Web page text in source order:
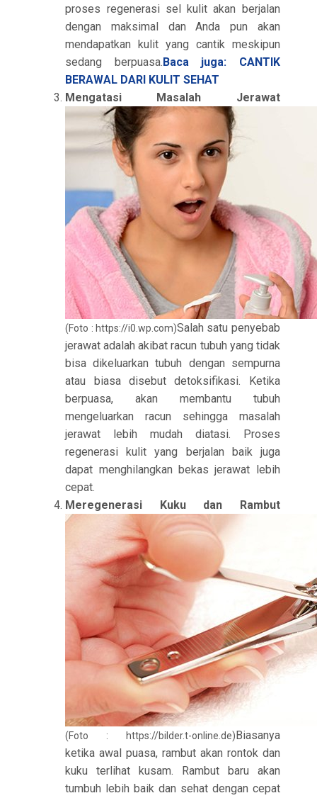
proses regenerasi sel kulit akan berjalan
dengan maksimal dan Anda pun akan
mendapatkan kulit yang cantik meskipun
sedang berpuasa.Baca juga: CANTIK
BERAWAL DARI KULIT SEHAT
Mengatasi Masalah Jerawat
(Foto : https://i0.wp.com)Salah satu penyebab
jerawat adalah akibat racun tubuh yang tidak
bisa dikeluarkan tubuh dengan sempurna
atau biasa disebut detoksifikasi. Ketika
berpuasa, akan membantu tubuh
mengeluarkan racun sehingga masalah
jerawat lebih mudah diatasi. Proses
regenerasi kulit yang berjalan baik juga
dapat menghilangkan bekas jerawat lebih
cepat.
Meregenerasi Kuku dan Rambut
(Foto : https://bilder.t-online.de)Biasanya
ketika awal puasa, rambut akan rontok dan
kuku terlihat kusam. Rambut baru akan
tumbuh lebih baik dan sehat dengan cepat